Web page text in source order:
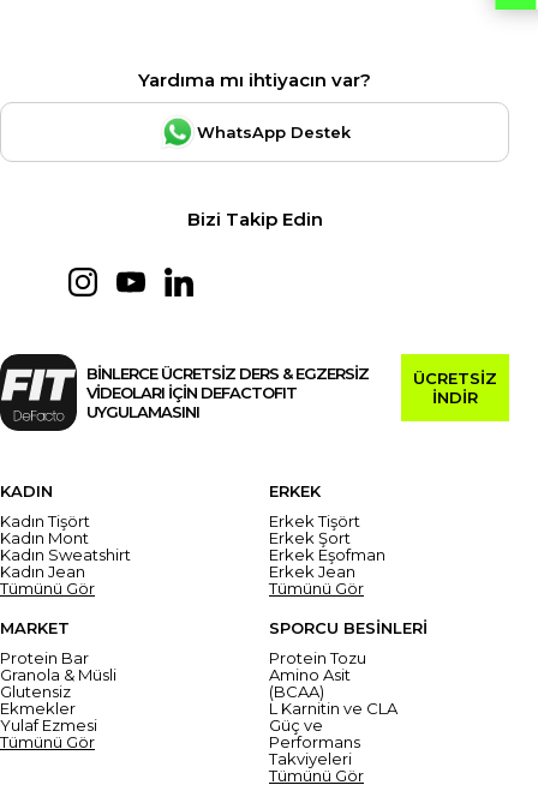
Yardıma mı ihtiyacın var?
WhatsApp Destek
Bizi Takip Edin
BİNLERCE ÜCRETSİZ DERS & EGZERSİZ
VİDEOLARI İÇİN DEFACTOFIT
UYGULAMASINI
ÜCRETSİZ
İNDİR
KADIN
Kadın Tişört
Kadın Mont
Kadın Sweatshirt
Kadın Jean
Tümünü Gör
ERKEK
Erkek Tişört
Erkek Şort
Erkek Eşofman
Erkek Jean
Tümünü Gör
MARKET
Protein Bar
Granola & Müsli
Glutensiz
Ekmekler
Yulaf Ezmesi
Tümünü Gör
SPORCU BESİNLERİ
Protein Tozu
Amino Asit
(BCAA)
L Karnitin ve CLA
Güç ve
Performans
Takviyeleri
Tümünü Gör